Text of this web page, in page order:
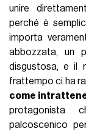
unire
perché è
importa
abbozzata, un
disgustosa, e il
frattempo ci ha
come
protagonista
palcoscenico